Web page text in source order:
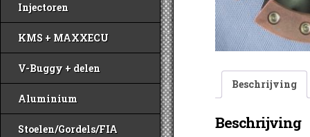
Injectoren
KMS + MAXXECU
V-Buggy + delen
Aluminium
Stoelen/Gordels/FIA
Beschrijving
Beschrijving